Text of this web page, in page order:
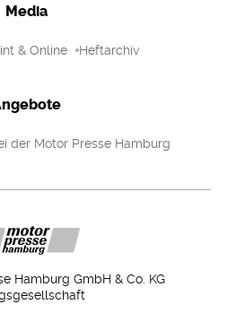
Media
& Online Heftarchiv
der Motor Presse Hamburg
Hamburg GmbH & Co. KG